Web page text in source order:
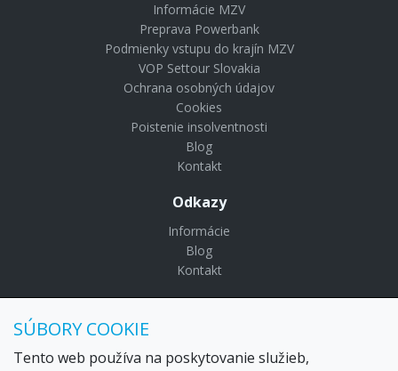
Informácie MZV
Preprava Powerbank
Podmienky vstupu do krajín MZV
VOP Settour Slovakia
Ochrana osobných údajov
Cookies
Poistenie insolventnosti
Blog
Kontakt
Odkazy
Informácie
Blog
Kontakt
Maldivy.sk je značkou
Sídlo:Lazaretská 29, Bratislava 81109
SÚBORY COOKIE
Tento web používa na poskytovanie služieb,